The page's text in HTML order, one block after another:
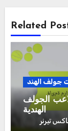
Related
جولف الهند
الجولف
الهندية
تيرنر